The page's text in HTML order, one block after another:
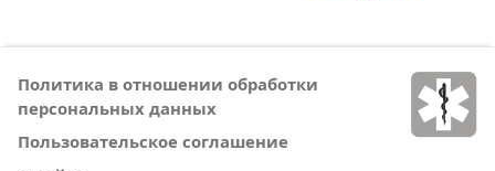
Политика в отношении обработки
персональных данных
Пользовательское соглашение